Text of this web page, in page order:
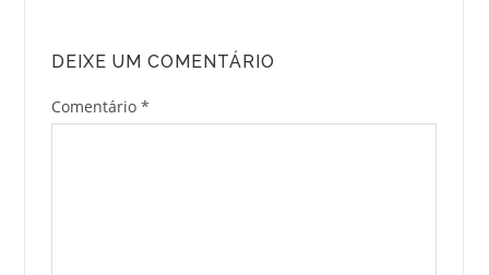
DEIXE UM COMENTÁRIO
Comentário *